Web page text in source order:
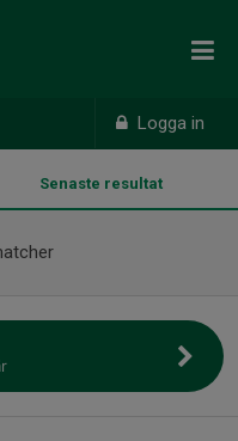
Logga in
Senaste resultat